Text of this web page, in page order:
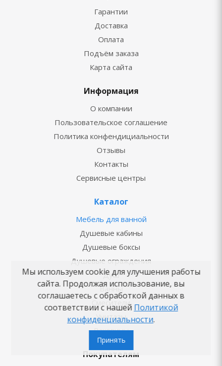
Гарантии
Доставка
Оплата
Подъём заказа
Карта сайта
Информация
О компании
Пользовательское соглашение
Политика конфендициальности
Отзывы
Контакты
Сервисные центры
Каталог
Мебель для ванной
Душевые кабины
Душевые боксы
Душевые ограждения
Душ
Ванны
Смесители
Унитазы
Раковины
Покупателям
Мы используем cookie для улучшения работы
сайта. Продолжая использование, вы
соглашаетесь с обработкой данных в
соответствии с нашей Политикой
конфиденциальности.
Принять